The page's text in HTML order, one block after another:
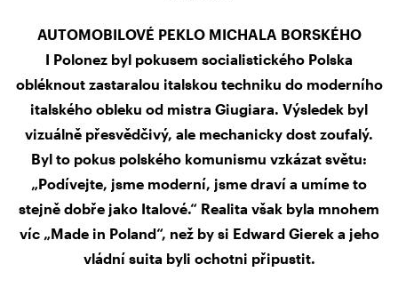
AUTOMOBILOVÉ PEKLO MICHALA BORSKÉHO
I Polonez byl pokusem socialistického Polska
obléknout zastaralou italskou techniku do moderního
italského obleku od mistra Giugiara. Výsledek byl
vizuálně přesvědčivý, ale mechanicky dost zoufalý.
Byl to pokus polského komunismu vzkázat světu:
„Podívejte, jsme moderní, jsme draví a umíme to
stejně dobře jako Italové.“ Realita však byla mnohem
víc „Made in Poland“, než by si Edward Gierek a jeho
vládní suita byli ochotni připustit.